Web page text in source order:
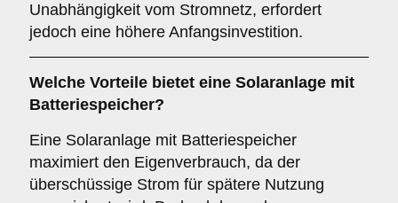
Unabhängigkeit vom Stromnetz, erfordert
jedoch eine höhere Anfangsinvestition.
Welche Vorteile bietet eine Solaranlage mit
Batteriespeicher?
Eine Solaranlage mit Batteriespeicher
maximiert den Eigenverbrauch, da der
überschüssige Strom für spätere Nutzung